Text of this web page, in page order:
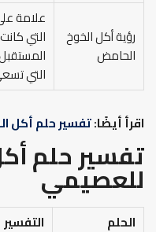
رؤية أكل الخوخ
الحامض
علامة
التي
التي
اقرأ أيضًا:تفسير حلم أكل
تفسير حلم
للعصيمي
الحلم
التفسير